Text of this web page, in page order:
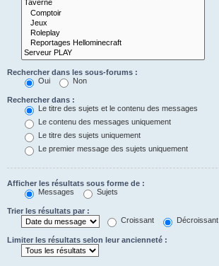
Rechercher dans les sous-forums :
Oui
Non
Rechercher dans :
Le titre des sujets et le contenu des messages
Le contenu des messages uniquement
Le titre des sujets uniquement
Le premier message des sujets uniquement
Afficher les résultats sous forme de :
Messages
Sujets
Trier les résultats par :
Croissant
Décroissant
Limiter les résultats selon leur ancienneté :